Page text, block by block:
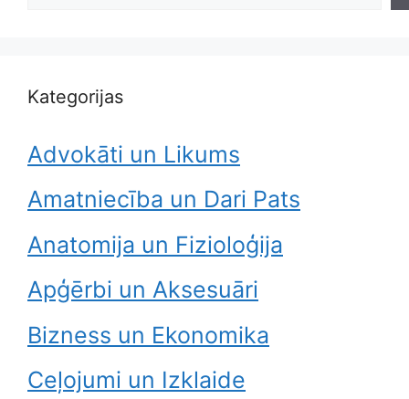
Kategorijas
Advokāti un Likums
Amatniecība un Dari Pats
Anatomija un Fizioloģija
Apģērbi un Aksesuāri
Bizness un Ekonomika
Ceļojumi un Izklaide